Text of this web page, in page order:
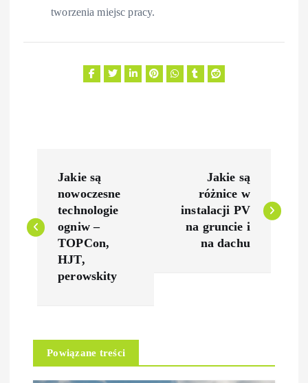
tworzenia miejsc pracy.
w
a
c
Jakie są
nowoczesne
technologie
ogniw –
TOPCon,
HJT,
perowskity
Jakie są
różnice w
instalacji PV
na gruncie i
na dachu
Powiązane treści